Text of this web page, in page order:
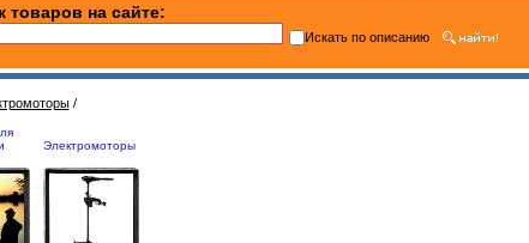
товаров на сайте:
Искать по описанию
/
Электромоторы